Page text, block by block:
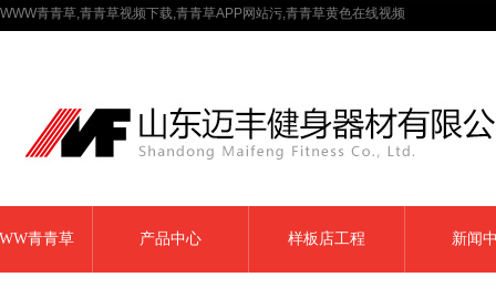
WWW青青草,青青草视频下载,青青草APP网站污,青青草黄色在线视频
青青草 产品中心 样板店工程 新闻